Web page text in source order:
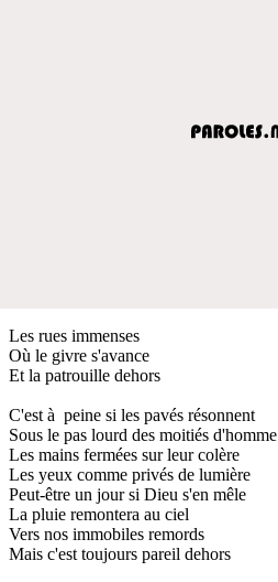
Les rues immenses
Où le givre s'avance
Et la patrouille dehors
C'est à peine si les pavés résonnent
Sous le pas lourd des moitiés d'homme
Les mains fermées sur leur colère
Les yeux comme privés de lumière
Peut-être un jour si Dieu s'en mêle
La pluie remontera au ciel
Vers nos immobiles remords
Mais c'est toujours pareil dehors